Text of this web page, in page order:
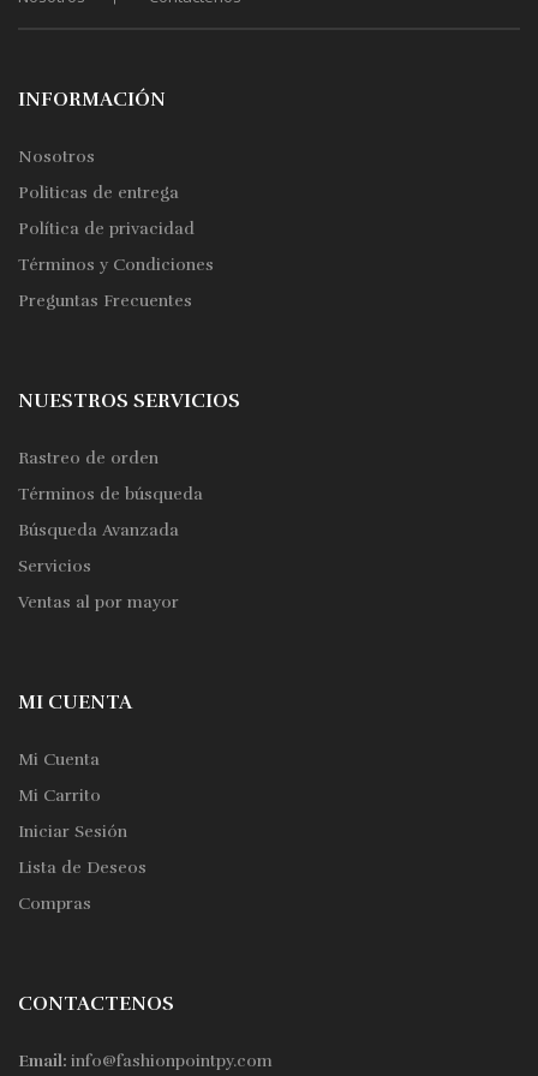
INFORMACIÓN
Nosotros
Politicas de entrega
Política de privacidad
Términos y Condiciones
Preguntas Frecuentes
NUESTROS SERVICIOS
Rastreo de orden
Términos de búsqueda
Búsqueda Avanzada
Servicios
Ventas al por mayor
MI CUENTA
Mi Cuenta
Mi Carrito
Iniciar Sesión
Lista de Deseos
Compras
CONTACTENOS
Email: info@fashionpointpy.com